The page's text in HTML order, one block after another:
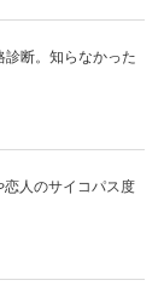
診断。知らなかった
恋人のサイコパス度